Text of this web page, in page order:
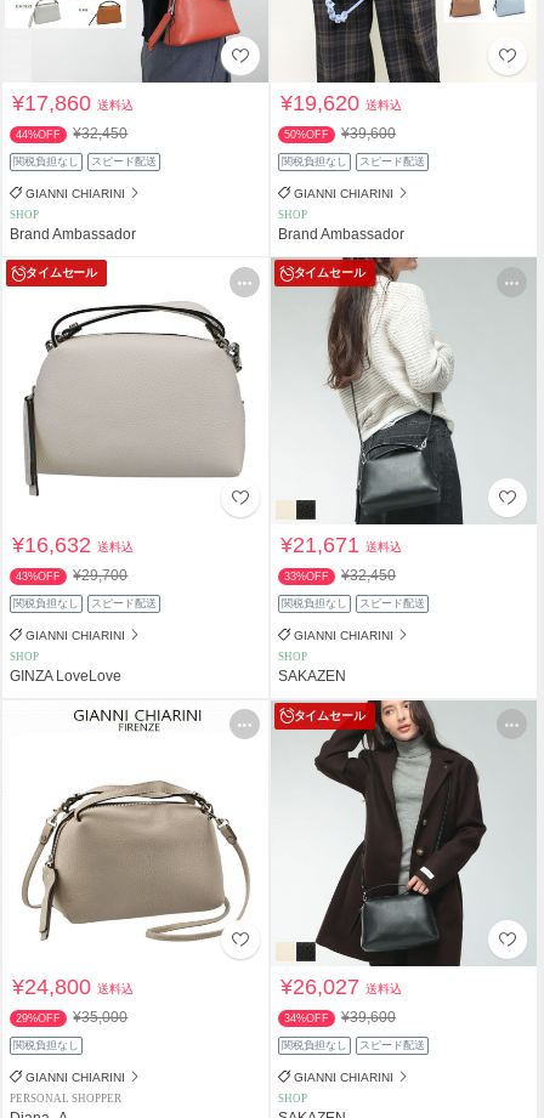
¥17,860送料込
44%OFF ¥32,450
関税負担なし スピード配送
GIANNI CHIARINI
SHOP
Brand Ambassador
¥19,620送料込
50%OFF ¥39,600
関税負担なし スピード配送
GIANNI CHIARINI
SHOP
Brand Ambassador
タイムセール
¥16,632送料込
43%OFF ¥29,700
関税負担なし スピード配送
GIANNI CHIARINI
SHOP
GINZA LoveLove
タイムセール
¥21,671送料込
33%OFF ¥32,450
関税負担なし スピード配送
GIANNI CHIARINI
SHOP
SAKAZEN
¥24,800送料込
29%OFF ¥35,000
関税負担なし
GIANNI CHIARINI
PERSONAL SHOPPER
タイムセール
¥26,027送料込
34%OFF ¥39,600
関税負担なし スピード配送
GIANNI CHIARINI
SHOP